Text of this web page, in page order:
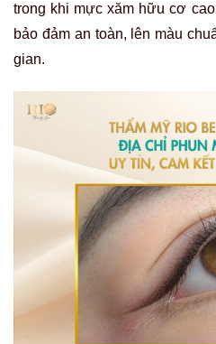
trong khi mực xăm hữu cơ
bảo đảm an toàn, lên màu
gian.